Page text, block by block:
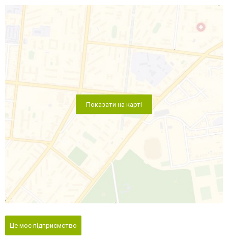
Показати на карті
Це моє підприємство